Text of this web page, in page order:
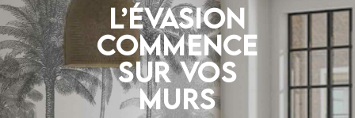
L’ÉVASION
COMMENCE
SUR VOS
MURS